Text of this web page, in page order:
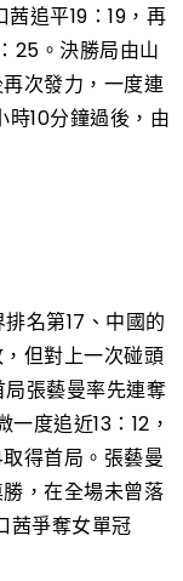
追平19：19，再
25。決勝局由山
次發力，一度連
時10分鐘過後，由
名第17、中國的
但對上一次碰頭
張藝曼率先連奪
度追近13：12，
得首局。張藝曼
，在全場未曾落
茜爭奪女單冠